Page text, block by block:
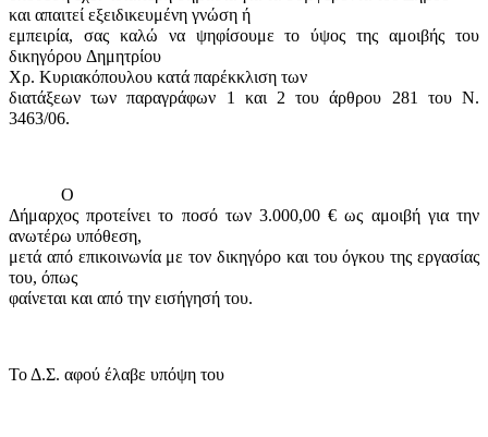
και απαιτεί εξειδικευμένη γνώση ή
εμπειρία, σας καλώ να ψηφίσουμε το ύψος της αμοιβής του
δικηγόρου Δημητρίου
Χρ. Κυριακόπουλου κατά παρέκκλιση των
διατάξεων των παραγράφων 1 και 2 του άρθρου 281 του Ν.
3463/06.
Ο
Δήμαρχος προτείνει το ποσό των 3.000,00 € ως αμοιβή για την
ανωτέρω υπόθεση,
μετά από επικοινωνία με τον δικηγόρο και του όγκου της εργασίας
του, όπως
φαίνεται και από την εισήγησή του.
Το Δ.Σ. αφού έλαβε υπόψη του